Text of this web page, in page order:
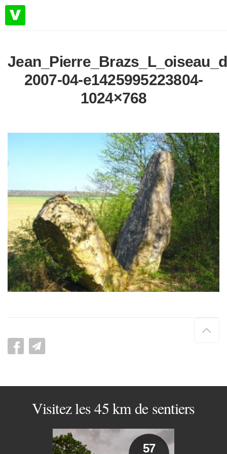
2007-04-e1425995223804-
1024×768
de
Visitez les 45 km de sentiers
57